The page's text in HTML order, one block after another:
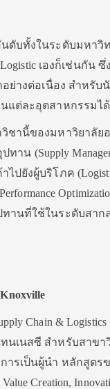
ดับทั้งในระดับมหา
Logistic เองก็เช่น
อย่างต่อเนื่อง สำหรั
แต่ละอุตสาหกรรม
ชานี้ของมหาวิยาลั
ทาน (Supply
ไปยังผู้บริโภค
ทานที่ใช้ในระดับสา
Knoxville
Chain &
นเนสซี สำหรับสาข
ารเป็นผู้นำ หลักสูต
Creation,